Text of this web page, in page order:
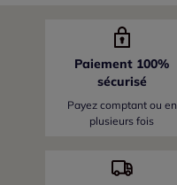
Paiement 100%
sécurisé
Payez comptant ou en
plusieurs fois